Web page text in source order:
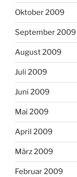
Oktober 2009
September 2009
August 2009
Juli 2009
Juni 2009
Mai 2009
April 2009
März 2009
Februar 2009